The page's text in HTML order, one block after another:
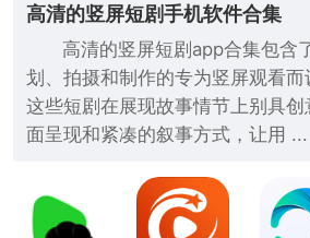
高清的竖屏短剧手机软件合集
高清的竖屏短剧app合集包含
划、拍摄和制作的专为竖屏观看而
这些短剧在展现故事情节上别具
面呈现和紧凑的叙事方式，让用 ...